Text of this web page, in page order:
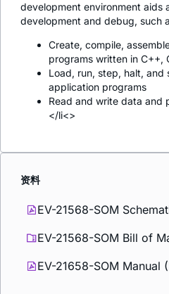
development environment aids
development and debug, such
Create, compile,
programs written in C++,
Load, run, step, halt, and
application programs
Read and write data and
</li<>
资料
EV-21568-SOM
EV-21568-SOM Bill of
EV-21658-SOM Manual